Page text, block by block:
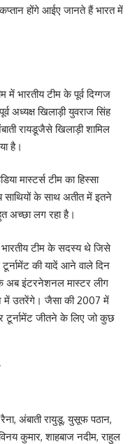
होंगे आईए जानते हैं भारत में
में भारतीय टीम के पूर्व दिग्गज
अध्यक्ष खिलाड़ी युवराज सिंह
रायडूजैसे खिलाड़ी शामिल
है।
मास्टर्स टीम का हिस्सा
के साथ अतीत में इतने
अच्छा लग रहा है।
टीम के सदस्य थे जिसे
की यादें आने वाले दिन
अब इंटरनेशनल मास्टर लीग
में उतरेंगे। जैसा की 2007 में
जीतने के लिए जो कुछ
अंबाती रायुडू, युसूफ पठान,
कुमार, शाहबाज नदीम, राहुल